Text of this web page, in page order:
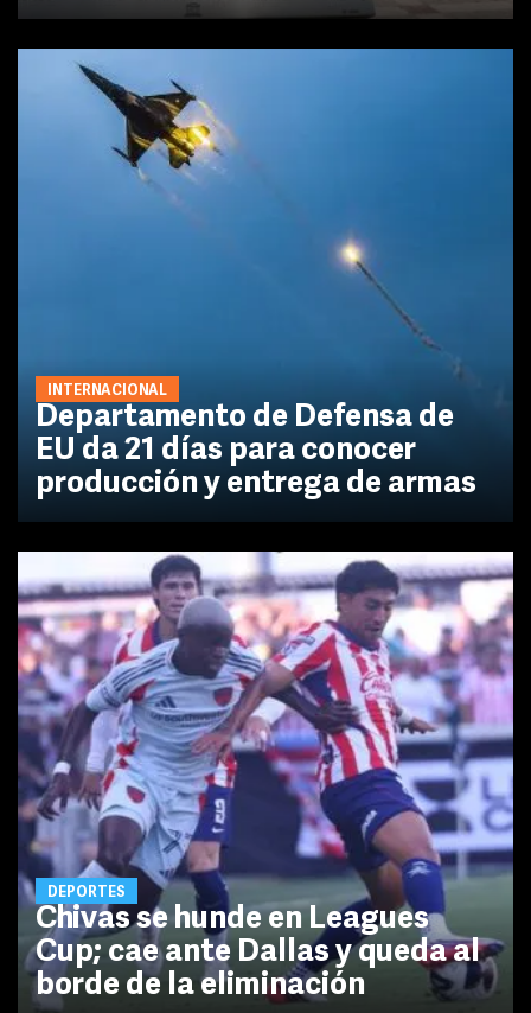
INTERNACIONAL
Departamento de Defensa de
EU da 21 días para conocer
producción y entrega de armas
DEPORTES
Chivas se hunde en Leagues
Cup; cae ante Dallas y queda al
borde de la eliminación